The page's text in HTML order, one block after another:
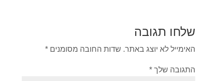
שלחו תגובה
האימייל לא יוצג באתר. שדות החובה מסומנים *
התגובה שלך *